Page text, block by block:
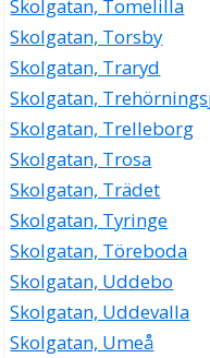
Skolgatan, Tomelilla
Skolgatan, Torsby
Skolgatan, Traryd
Skolgatan,
Skolgatan, Trelleborg
Skolgatan, Trosa
Skolgatan, Trädet
Skolgatan, Tyringe
Skolgatan, Töreboda
Skolgatan, Uddebo
Skolgatan, Uddevalla
Skolgatan, Umeå